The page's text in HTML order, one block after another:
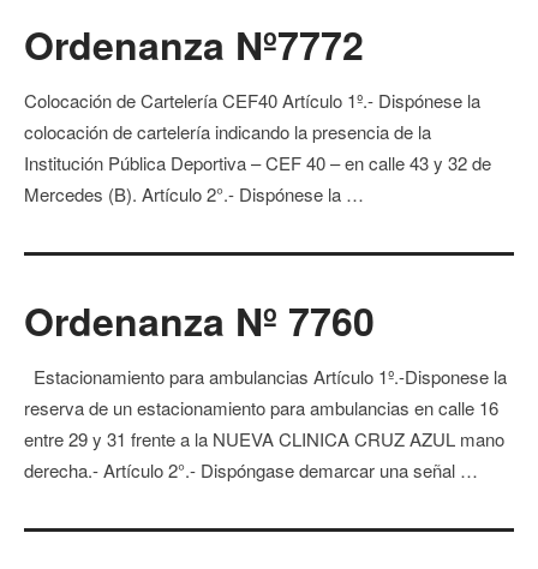
Ordenanza Nº7772
Colocación de Cartelería CEF40 Artículo 1º.- Dispónese la
colocación de cartelería indicando la presencia de la
Institución Pública Deportiva – CEF 40 – en calle 43 y 32 de
Mercedes (B). Artículo 2°.- Dispónese la …
Ordenanza Nº 7760
Estacionamiento para ambulancias Artículo 1º.-Disponese la
reserva de un estacionamiento para ambulancias en calle 16
entre 29 y 31 frente a la NUEVA CLINICA CRUZ AZUL mano
derecha.- Artículo 2°.- Dispóngase demarcar una señal …